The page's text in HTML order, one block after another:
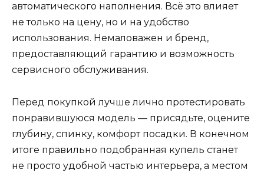
автоматического наполнения. Всё это влияет
не только на цену, но и на удобство
использования. Немаловажен и бренд,
предоставляющий гарантию и возможность
сервисного обслуживания.
Перед покупкой лучше лично протестировать
понравившуюся модель — присядьте, оцените
глубину, спинку, комфорт посадки. В конечном
итоге правильно подобранная купель станет
не просто удобной частью интерьера, а местом